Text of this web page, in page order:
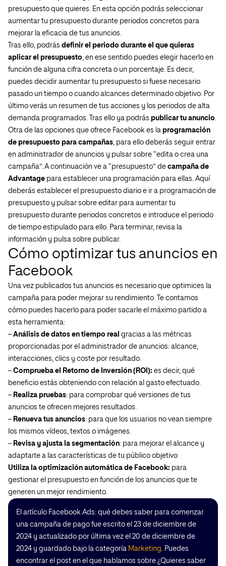
presupuesto que quieres. En esta opción podrás seleccionar
aumentar tu presupuesto durante periodos concretos para
mejorar la eficacia de tus anuncios.
Tras ello, podrás definir el periodo durante el que quieras
aplicar el presupuesto, en ese sentido puedes elegir hacerlo en
función de alguna cifra concreta o un porcentaje. Es decir,
puedes decidir aumentar tu presupuesto si fuese necesario
pasado un tiempo o cuando alcances determinado objetivo. Por
último verás un resumen de tus acciones y los periodos de alta
demanda programados. Tras ello ya podrás publicar tu anuncio.
Otra de las opciones que ofrece Facebook es la programación
de presupuesto para campañas, para ello deberás seguir entrar
en administrador de anuncios y pulsar sobre “edita o crea una
campaña”. A continuación ve a “presupuesto” de campaña de
Advantage para establecer una programación para ellas. Aquí
deberás establecer el presupuesto diario e ir a programación de
presupuesto y pulsar sobre editar para aumentar tu
presupuesto durante periodos concretos e introduce el periodo
de tiempo estipulado para ello. Para terminar, revisa la
información y pulsa sobre publicar.
Cómo optimizar tus anuncios en
Facebook
Una vez publicados tus anuncios es necesario que optimices la
campaña para poder mejorar su rendimiento. Te contamos
cómo puedes hacerlo para poder sacarle el máximo partido a
esta herramienta:
– Análisis de datos en tiempo real gracias a las métricas
proporcionadas por el administrador de anuncios: alcance,
interacciones, clics y coste por resultado.
– Comprueba el Retorno de Inversión (ROI): es decir, qué
beneficio estás obteniendo con relación al gasto efectuado.
– Realiza pruebas: para comprobar qué versiones de tus
anuncios te ofrecen mejores resultados.
– Renueva tus anuncios: para que los usuarios no vean siempre
los mismos vídeos, textos o imágenes.
– Revisa y ajusta la segmentación: para mejorar el alcance y
adaptarte a las características de tu público objetivo
Utiliza la optimización automática de Facebook: para
gestionar el presupuesto en función de los anuncios que te
generen un mejor rendimiento.
El artículo Facebook Ads: qué debes saber para comenzar
una campaña de pago fue escrito el 23 de diciembre de
2024 y actualizado por última vez el 20 de diciembre de
2024 y guardado bajo la categoría Marketing. Puedes
encontrar el post en el que hablamos sobre ¿Quieres saber